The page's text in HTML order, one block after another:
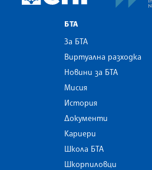
БТА
За БТА
Виртуална разходка
Новини за БТА
Мисия
История
Документи
Кариери
Школа БТА
Шкорпиловци